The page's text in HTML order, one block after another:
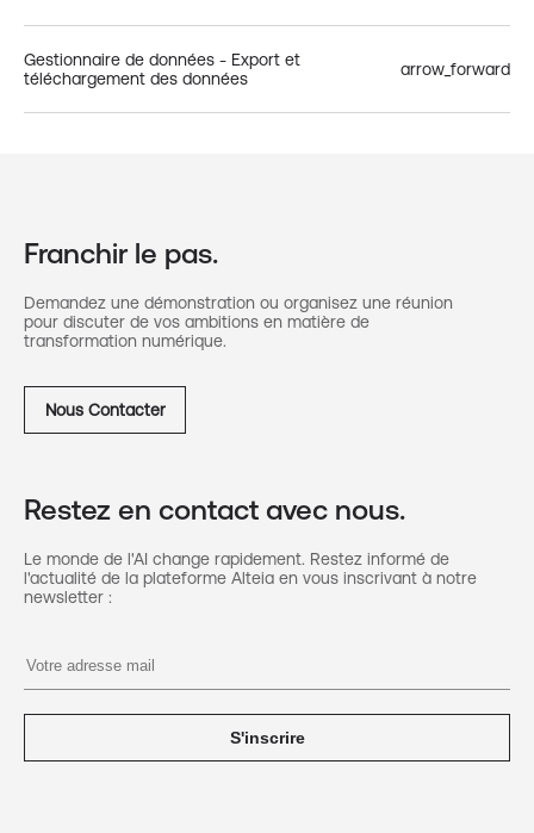
Gestionnaire de données - Export et
téléchargement des données
arrow_forward
Franchir le pas.
Demandez une démonstration ou organisez une réunion
pour discuter de vos ambitions en matière de
transformation numérique.
Nous Contacter
Restez en contact avec nous.
Le monde de l'AI change rapidement. Restez informé de
l'actualité de la plateforme Alteia en vous inscrivant à notre
newsletter :
S'inscrire